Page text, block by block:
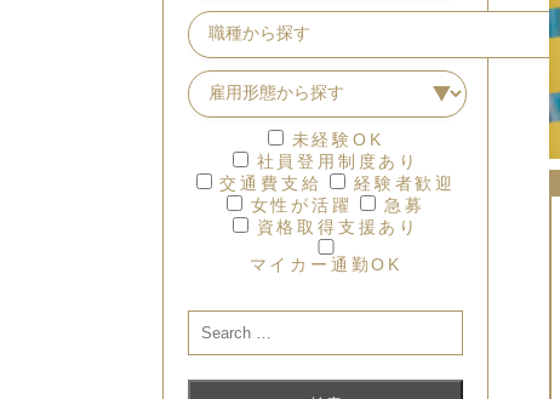
未経験OK
社員登用制度あり
交通費支給
経験者歓迎
女性が活躍
急募
資格取得支援あり
マイカー通勤OK